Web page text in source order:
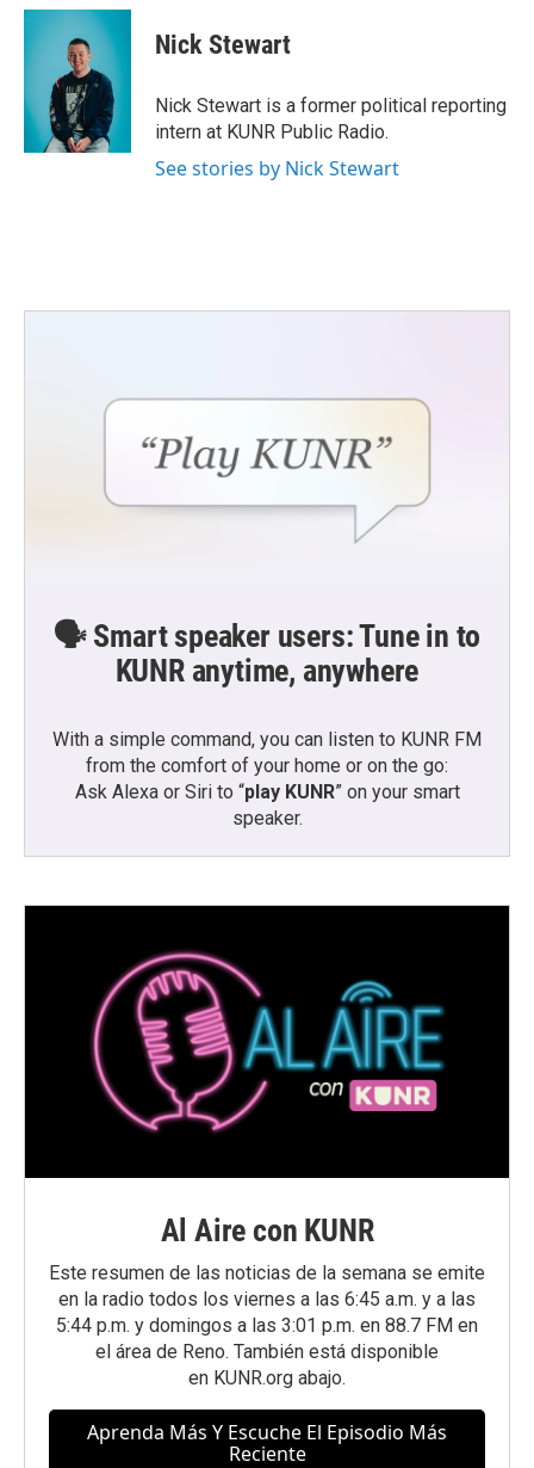
c
o
k
i
t
t
e
r
n
k
e
d
I
n
Nick Stewart
Nick Stewart is a former political reporting
intern at KUNR Public Radio.
See stories by Nick Stewart
🗣️ Smart speaker users: Tune in to
KUNR anytime, anywhere
With a simple command, you can listen to KUNR FM
from the comfort of your home or on the go:
Ask Alexa or Siri to “play KUNR” on your smart
speaker.
Al Aire con KUNR
Este resumen de las noticias de la semana se emite
en la radio todos los viernes a las 6:45 a.m. y a las
5:44 p.m. y domingos a las 3:01 p.m. en 88.7 FM en
el área de Reno. También está disponible
en KUNR.org abajo.
Aprenda Más Y Escuche El Episodio Más
Reciente